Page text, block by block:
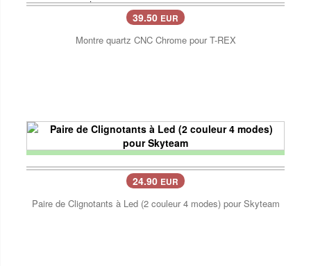
39.50 EUR
Montre quartz CNC Chrome pour T-REX
24.90 EUR
Paire de Clignotants à Led (2 couleur 4 modes) pour Skyteam